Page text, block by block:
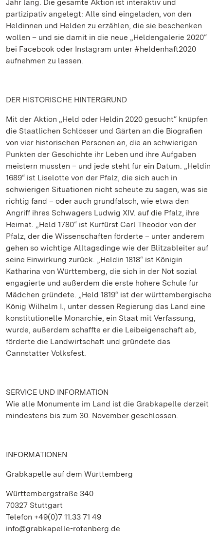
Jahr lang. Die gesamte Aktion ist interaktiv und
partizipativ angelegt: Alle sind eingeladen, von den
Heldinnen und Helden zu erzählen, die sie beschenken
wollen – und sie damit in die neue „Heldengalerie 2020“
bei Facebook oder Instagram unter #heldenhaft2020
aufnehmen zu lassen.
DER HISTORISCHE HINTERGRUND
Mit der Aktion „Held oder Heldin 2020 gesucht“ knüpfen
die Staatlichen Schlösser und Gärten an die Biografien
von vier historischen Personen an, die an schwierigen
Punkten der Geschichte ihr Leben und ihre Aufgaben
meistern mussten – und jede steht für ein Datum. „Heldin
1689“ ist Liselotte von der Pfalz, die sich auch in
schwierigen Situationen nicht scheute zu sagen, was sie
richtig fand – oder auch grundfalsch, wie etwa den
Angriff ihres Schwagers Ludwig XIV. auf die Pfalz, ihre
Heimat. „Held 1780“ ist Kurfürst Carl Theodor von der
Pfalz, der die Wissenschaften förderte – unter anderem
gehen so wichtige Alltagsdinge wie der Blitzableiter auf
seine Einwirkung zurück. „Heldin 1818“ ist Königin
Katharina von Württemberg, die sich in der Not sozial
engagierte und außerdem die erste höhere Schule für
Mädchen gründete. „Held 1819“ ist der württembergische
König Wilhelm I., unter dessen Regierung das Land eine
konstitutionelle Monarchie, ein Staat mit Verfassung,
wurde, außerdem schaffte er die Leibeigenschaft ab,
förderte die Landwirtschaft und gründete das
Cannstatter Volksfest.
SERVICE UND INFORMATION
Wie alle Monumente im Land ist die Grabkapelle derzeit
mindestens bis zum 30. November geschlossen.
INFORMATIONEN
Grabkapelle auf dem Württemberg
Württembergstraße 340
70327 Stuttgart
Telefon +49(0)7 11.33 71 49
info@grabkapelle-rotenberg.de